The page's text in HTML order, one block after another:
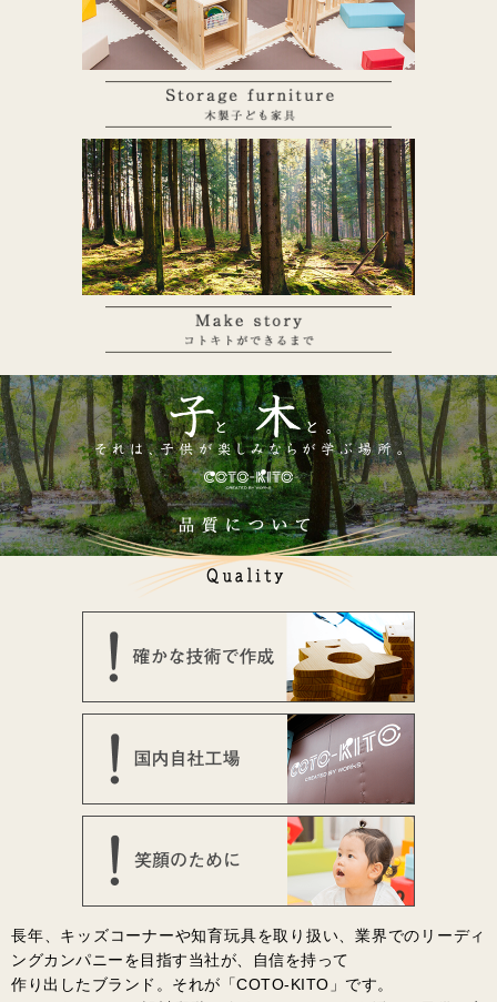
長年、キッズコーナーや知育玩具を取り扱い、業界でのリーディ
ングカンパニーを目指す当社が、自信を持って
作り出したブランド。それが「COTO-KITO」です。